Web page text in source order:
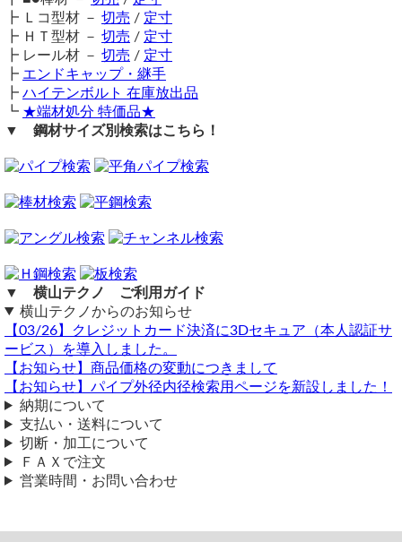
う品の場合は、メールフォーム（見積依頼・注文依頼）より
お問い合わせください。
六角棒鋼に関して
六角棒鋼
63H 長さ7500mmは御見積可能でしょうか？
六角棒の定尺は4000mm前後となるため、7500mmは規格外のため
六角棒材の対辺寸法について
（ 2024/05/21 ）
対辺6.3㎜の六角棒は製作可能ですか？
六角棒の対辺を変える加工は当店では対応不可となります。
┣ Ｌコ型材 － 切売 / 定寸
┣ ＨＴ型材 － 切売 / 定寸
┣ レール材 － 切売 / 定寸
┣ エンドキャップ・継手
┣ ハイテンボルト 在庫放出品
┗ ★端材処分 特価品★
▼ 鋼材サイズ別検索はこちら！
▼ 横山テクノ ご利用ガイド
横山テクノからのお知らせ
【03/26】クレジットカード決済に3Dセキュア（本人認証サ
ービス）を導入しました。
【お知らせ】商品価格の変動につきまして
【お知らせ】パイプ外径内径検索用ページを新設しました！
納期について
支払い・送料について
切断・加工について
ＦＡＸで注文
営業時間・お問い合わせ